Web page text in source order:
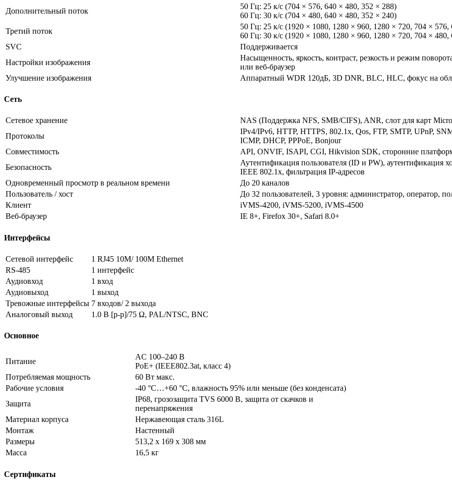
Дополнительный поток
50 Гц: 25 к/с (704 × 576, 640 × 480, 352 × 288)
60 Гц: 30 к/с (704 × 480, 640 × 480, 352 × 240)
Третий поток
50 Гц: 25 к/с (1920 × 1080, 1280 × 960, 1280 × 720, 704 ×
60 Гц: 30 к/с (1920 × 1080, 1280 × 960, 1280 × 720, 704 ×
SVC
Поддерживается
Настройки изображения
Насыщенность, яркость, контраст, резкость и режим
или веб-браузер
Улучшение изображения
Аппаратный WDR 120дБ, 3D DNR, BLC, HLC, фокус на
Сеть
Сетевое хранение
NAS (Поддержка NFS, SMB/CIFS), ANR, слот для карт
Протоколы
IPv4/IPv6, HTTP, HTTPS, 802.1x, Qos, FTP, SMTP, UPnP,
ICMP, DHCP, PPPoE, Bonjour
Совместимость
API, ONVIF, ISAPI, CGI, Hikvision SDK, сторонние
Безопасность
Аутентификация пользователя (ID и PW), аутентификация
IEEE 802.1x, фильтрация IP-адресов
Одновременный просмотр в реальном времени
До 20 каналов
Пользователь / хост
До 32 пользователей, 3 уровня: администратор, оператор,
Клиент
iVMS-4200, iVMS-5200, iVMS-4500
Веб-браузер
IE 8+, Firefox 30+, Safari 8.0+
Интерфейсы
Сетевой интерфейс
1 RJ45 10M/ 100M Ethernet
RS-485
1 интерфейс
Аудиовход
1 вход
Аудиовыход
1 выход
Тревожные интерфейсы 7 входов/ 2 выхода
Аналоговый выход
1.0 В [p-p]/75 Ω, PAL/NTSC, BNC
Основное
Питание
AC 100–240 В
PoE+ (IEEE802.3at, класс 4)
Потребляемая мощность
60 Вт макс.
Рабочие условия
-40 °C…+60 °C, влажность 95% или меньше (без конденсата)
Защита
IP68, грозозащита TVS 6000 В, защита от скачков и
перенапряжения
Материал корпуса
Нержавеющая сталь 316L
Монтаж
Настенный
Размеры
513,2 х 169 х 308 мм
Масса
16,5 кг
Сертификаты